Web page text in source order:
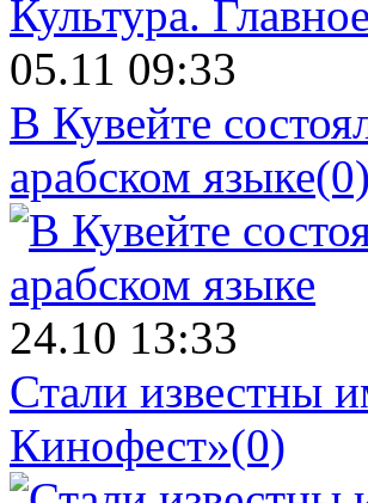
Культура. Главное
05.11 09:33
В Кувейте
арабском языке(0)
24.10 13:33
Стали известны
Кинофест»(0)